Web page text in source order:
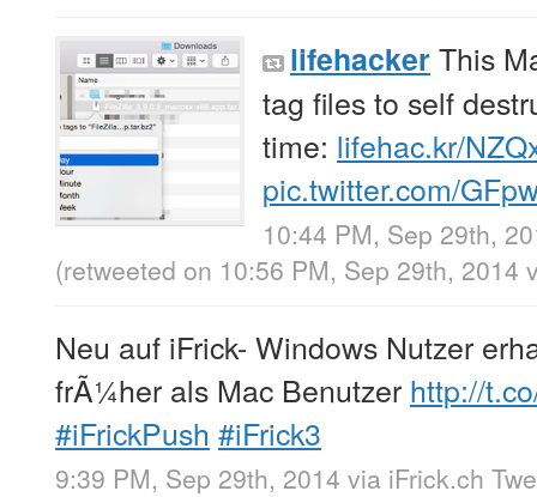
lifehackerThis
tag files to self
time: lifehac.kr/
pic.twitter.com/
10:44 PM, Sep 29th,
(retweeted on 10:56 PM, Sep 29th, 2014
Neu auf iFrick- Windows Nutzer
frÃ¼her als Mac Benutzer http://
#iFrickPush #iFrick3
9:39 PM, Sep 29th, 2014 via iFrick.ch